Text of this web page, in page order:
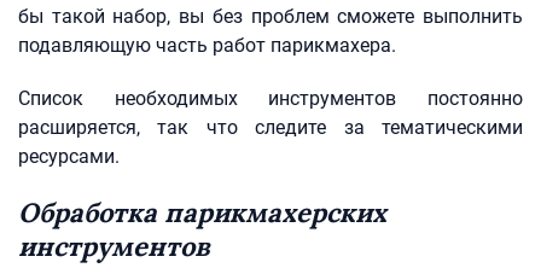
бы такой набор, вы без проблем сможете выполнить
подавляющую часть работ парикмахера.
Список необходимых инструментов постоянно
расширяется, так что следите за тематическими
ресурсами.
Обработка парикмахерских
инструментов